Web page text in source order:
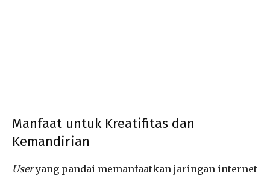
Manfaat untuk Kreatifitas dan
Kemandirian
Useryang pandai memanfaatkan jaringan internet